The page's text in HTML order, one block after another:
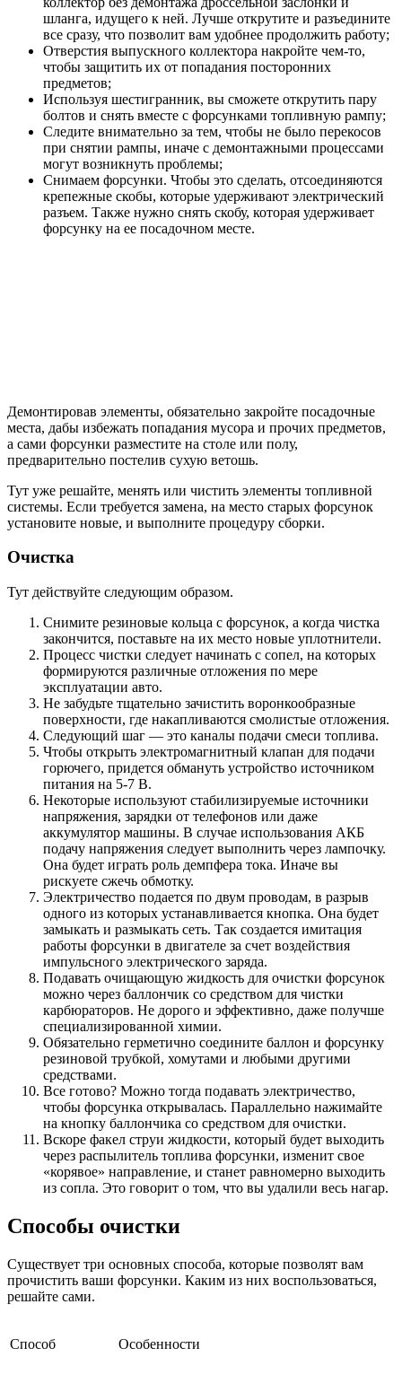
шланга, идущего к ней. Лучше открутите и разъедините
все сразу, что позволит вам удобнее продолжить работу;
Отверстия выпускного коллектора накройте чем-то,
чтобы защитить их от попадания посторонних
предметов;
Используя шестигранник, вы сможете открутить пару
болтов и снять вместе с форсунками топливную рампу;
Следите внимательно за тем, чтобы не было перекосов
при снятии рампы, иначе с демонтажными процессами
могут возникнуть проблемы;
Снимаем форсунки. Чтобы это сделать, отсоединяются
крепежные скобы, которые удерживают электрический
разъем. Также нужно снять скобу, которая удерживает
форсунку на ее посадочном месте.
Демонтировав элементы, обязательно закройте посадочные
места, дабы избежать попадания мусора и прочих предметов,
а сами форсунки разместите на столе или полу,
предварительно постелив сухую ветошь.
Тут уже решайте, менять или чистить элементы топливной
системы. Если требуется замена, на место старых форсунок
установите новые, и выполните процедуру сборки.
Очистка
Тут действуйте следующим образом.
Снимите резиновые кольца с форсунок, а когда чистка
закончится, поставьте на их место новые уплотнители.
Процесс чистки следует начинать с сопел, на которых
формируются различные отложения по мере
эксплуатации авто.
Не забудьте тщательно зачистить воронкообразные
поверхности, где накапливаются смолистые отложения.
Следующий шаг — это каналы подачи смеси топлива.
Чтобы открыть электромагнитный клапан для подачи
горючего, придется обмануть устройство источником
питания на 5-7 В.
Некоторые используют стабилизируемые источники
напряжения, зарядки от телефонов или даже
аккумулятор машины. В случае использования АКБ
подачу напряжения следует выполнить через лампочку.
Она будет играть роль демпфера тока. Иначе вы
рискуете сжечь обмотку.
Электричество подается по двум проводам, в разрыв
одного из которых устанавливается кнопка. Она будет
замыкать и размыкать сеть. Так создается имитация
работы форсунки в двигателе за счет воздействия
импульсного электрического заряда.
Подавать очищающую жидкость для очистки форсунок
можно через баллончик со средством для чистки
карбюраторов. Не дорого и эффективно, даже получше
специализированной химии.
Обязательно герметично соедините баллон и форсунку
резиновой трубкой, хомутами и любыми другими
средствами.
Все готово? Можно тогда подавать электричество,
чтобы форсунка открывалась. Параллельно нажимайте
на кнопку баллончика со средством для очистки.
Вскоре факел струи жидкости, который будет выходить
через распылитель топлива форсунки, изменит свое
«корявое» направление, и станет равномерно выходить
из сопла. Это говорит о том, что вы удалили весь нагар.
Способы очистки
Существует три основных способа, которые позволят вам
прочистить ваши форсунки. Каким из них воспользоваться,
решайте сами.
Способ Особенности